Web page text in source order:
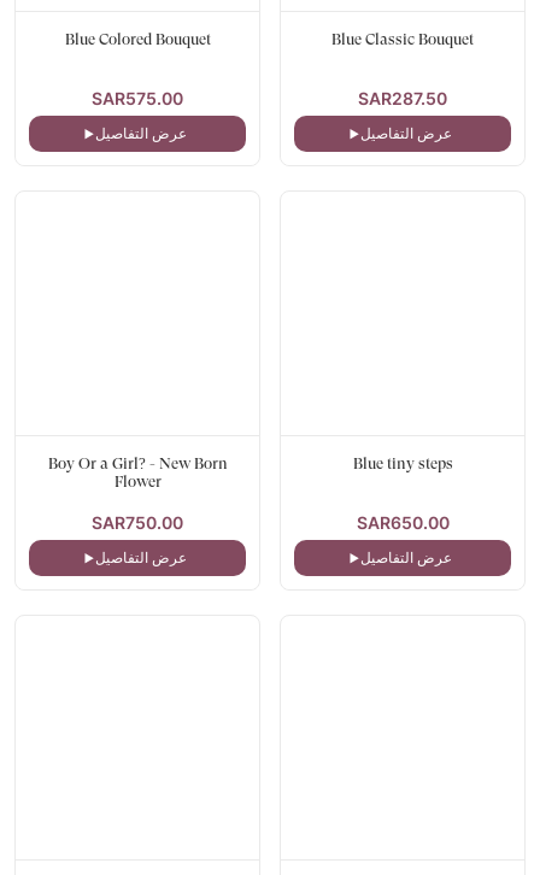
Blue Classic Bouquet
SAR287.50
عرض التفاصيل
Blue Colored Bouquet
SAR575.00
عرض التفاصيل
Blue tiny steps
SAR650.00
عرض التفاصيل
Boy Or a Girl? - New Born
Flower
SAR750.00
عرض التفاصيل